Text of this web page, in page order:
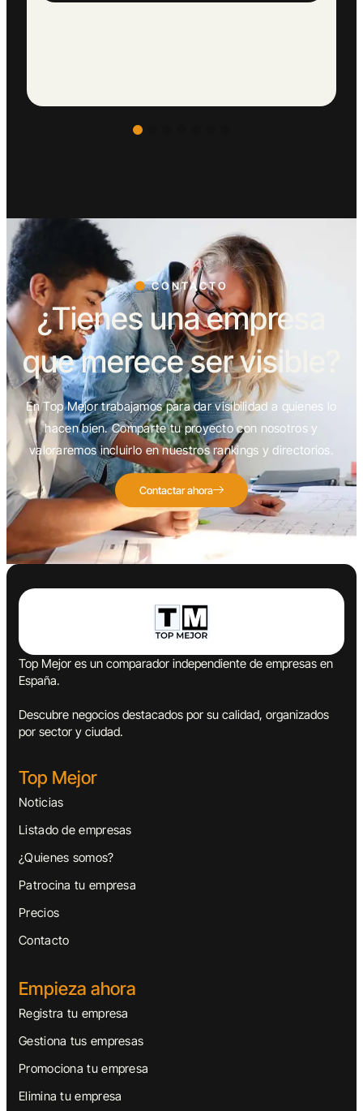
CONTACTO
¿Tienes una empresa
que merece ser visible?
En Top Mejor trabajamos para dar visibilidad a quienes lo
hacen bien. Comparte tu proyecto con nosotros y
valoraremos incluirlo en nuestros rankings y directorios.
Contactar ahora
Top Mejor es un comparador independiente de empresas en
España.
Descubre negocios destacados por su calidad, organizados
por sector y ciudad.
Top Mejor
Noticias
Listado de empresas
¿Quienes somos?
Patrocina tu empresa
Precios
Contacto
Empieza ahora
Registra tu empresa
Gestiona tus empresas
Promociona tu empresa
Elimina tu empresa